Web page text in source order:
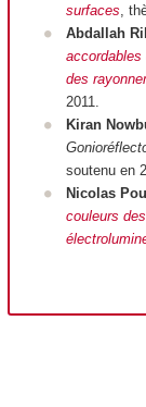
surfaces ,
Abdallah
accordables
des
2011.
Kiran
soutenu en
Nicolas
couleurs